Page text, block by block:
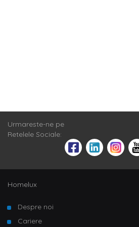
Urmareste-ne pe
Retelele Sociale:
Homelux
Despre noi
Cariere